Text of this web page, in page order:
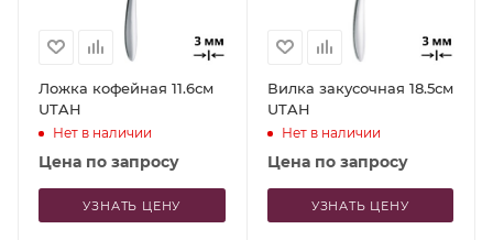
Ложка кофейная 11.6см
UTAH
Нет в наличии
Цена по запросу
УЗНАТЬ ЦЕНУ
Вилка закусочная 18.5см
UTAH
Нет в наличии
Цена по запросу
УЗНАТЬ ЦЕНУ